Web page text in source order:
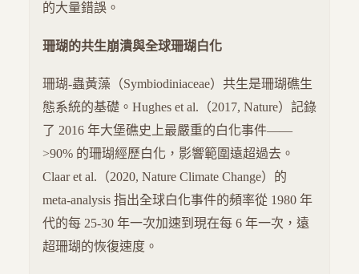
的大量錯誤。
珊瑚的共生崩潰與全球珊瑚白化
珊瑚-蟲黃藻（Symbiodiniaceae）共生是珊瑚礁生
態系統的基礎。Hughes et al.（2017, Nature）記錄
了 2016 年大堡礁史上最嚴重的白化事件——
>90% 的珊瑚經歷白化，影響範圍遠超過去。
Claar et al.（2020, Nature Climate Change）的
meta-analysis 指出全球白化事件的頻率從 1980 年
代的每 25-30 年一次加速到現在每 6 年一次，遠
超珊瑚的恢復速度。